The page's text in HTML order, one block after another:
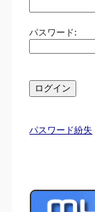
パスワード:
パスワード紛失